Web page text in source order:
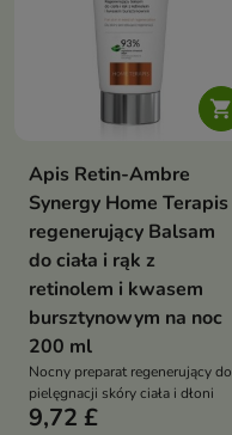

Apis Retin-Ambre
Synergy Home Terapis
regenerujący Balsam
do ciała i rąk z
retinolem i kwasem
bursztynowym na noc
200 ml
Nocny preparat regenerujący do
pielęgnacji skóry ciała i dłoni
9,72 £